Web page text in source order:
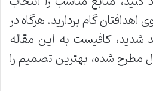
اهدافتان گام بردارید. هرگاه در
شدید، کافیست به این مقاله
مطرح شده، بهترین تصمیم را